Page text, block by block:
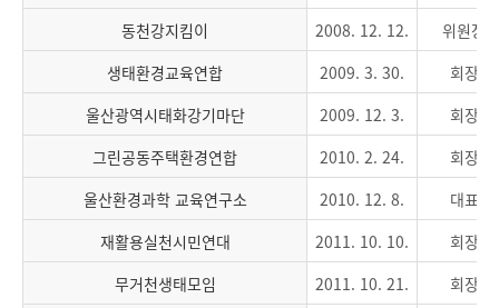
동천강지킴이
2008. 12. 12.
위원장
생태환경교육연합
2009. 3. 30.
회장
울산광역시태화강기마단
2009. 12. 3.
회장
그린공동주택환경연합
2010. 2. 24.
회장
울산환경과학 교육연구소
2010. 12. 8.
대표
재활용실천시민연대
2011. 10. 10.
회장
무거천생태모임
2011. 10. 21.
회장